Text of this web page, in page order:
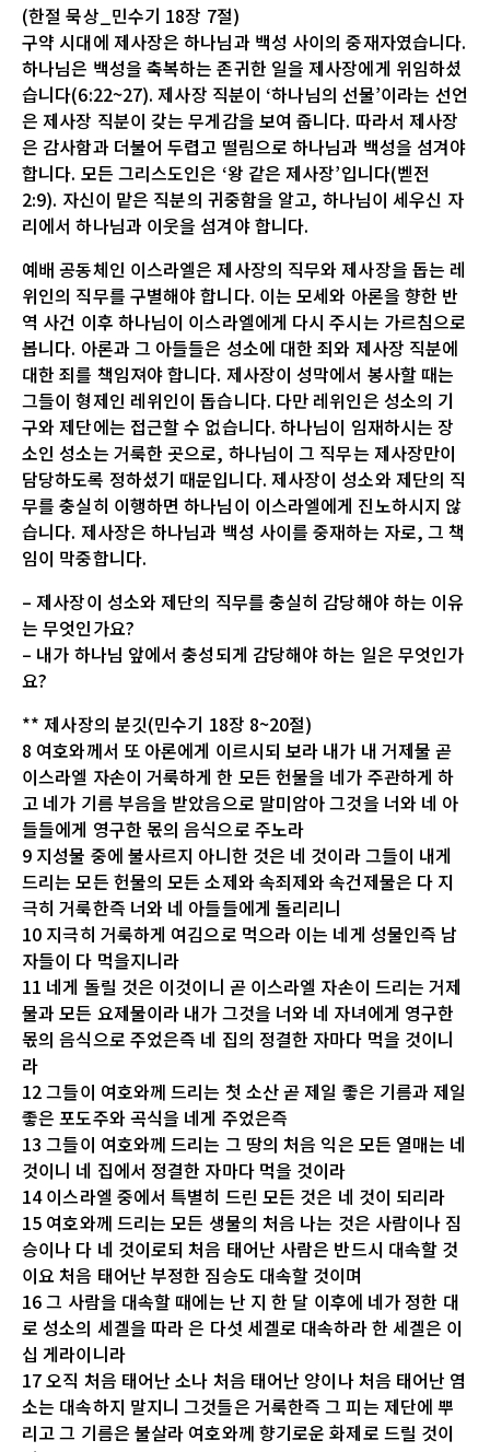
(한절 묵상_민수기 18장 7절)
구약 시대에 제사장은 하나님과 백성 사이의 중재자였습니다.
하나님은 백성을 축복하는 존귀한 일을 제사장에게 위임하셨
습니다(6:22~27). 제사장 직분이 ‘하나님의 선물’이라는 선언
은 제사장 직분이 갖는 무게감을 보여 줍니다. 따라서 제사장
은 감사함과 더불어 두렵고 떨림으로 하나님과 백성을 섬겨야
합니다. 모든 그리스도인은 ‘왕 같은 제사장’입니다(벧전
2:9). 자신이 맡은 직분의 귀중함을 알고, 하나님이 세우신 자
리에서 하나님과 이웃을 섬겨야 합니다.
예배 공동체인 이스라엘은 제사장의 직무와 제사장을 돕는 레
위인의 직무를 구별해야 합니다. 이는 모세와 아론을 향한 반
역 사건 이후 하나님이 이스라엘에게 다시 주시는 가르침으로
봅니다. 아론과 그 아들들은 성소에 대한 죄와 제사장 직분에
대한 죄를 책임져야 합니다. 제사장이 성막에서 봉사할 때는
그들이 형제인 레위인이 돕습니다. 다만 레위인은 성소의 기
구와 제단에는 접근할 수 없습니다. 하나님이 임재하시는 장
소인 성소는 거룩한 곳으로, 하나님이 그 직무는 제사장만이
담당하도록 정하셨기 때문입니다. 제사장이 성소와 제단의 직
무를 충실히 이행하면 하나님이 이스라엘에게 진노하시지 않
습니다. 제사장은 하나님과 백성 사이를 중재하는 자로, 그 책
임이 막중합니다.
– 제사장이 성소와 제단의 직무를 충실히 감당해야 하는 이유
는 무엇인가요?
– 내가 하나님 앞에서 충성되게 감당해야 하는 일은 무엇인가
요?
** 제사장의 분깃(민수기 18장 8~20절)
8 여호와께서 또 아론에게 이르시되 보라 내가 내 거제물 곧
이스라엘 자손이 거룩하게 한 모든 헌물을 네가 주관하게 하
고 네가 기름 부음을 받았음으로 말미암아 그것을 너와 네 아
들들에게 영구한 몫의 음식으로 주노라
9 지성물 중에 불사르지 아니한 것은 네 것이라 그들이 내게
드리는 모든 헌물의 모든 소제와 속죄제와 속건제물은 다 지
극히 거룩한즉 너와 네 아들들에게 돌리리니
10 지극히 거룩하게 여김으로 먹으라 이는 네게 성물인즉 남
자들이 다 먹을지니라
11 네게 돌릴 것은 이것이니 곧 이스라엘 자손이 드리는 거제
물과 모든 요제물이라 내가 그것을 너와 네 자녀에게 영구한
몫의 음식으로 주었은즉 네 집의 정결한 자마다 먹을 것이니
라
12 그들이 여호와께 드리는 첫 소산 곧 제일 좋은 기름과 제일
좋은 포도주와 곡식을 네게 주었은즉
13 그들이 여호와께 드리는 그 땅의 처음 익은 모든 열매는 네
것이니 네 집에서 정결한 자마다 먹을 것이라
14 이스라엘 중에서 특별히 드린 모든 것은 네 것이 되리라
15 여호와께 드리는 모든 생물의 처음 나는 것은 사람이나 짐
승이나 다 네 것이로되 처음 태어난 사람은 반드시 대속할 것
이요 처음 태어난 부정한 짐승도 대속할 것이며
16 그 사람을 대속할 때에는 난 지 한 달 이후에 네가 정한 대
로 성소의 세겔을 따라 은 다섯 세겔로 대속하라 한 세겔은 이
십 게라이니라
17 오직 처음 태어난 소나 처음 태어난 양이나 처음 태어난 염
소는 대속하지 말지니 그것들은 거룩한즉 그 피는 제단에 뿌
리고 그 기름은 불살라 여호와께 향기로운 화제로 드릴 것이